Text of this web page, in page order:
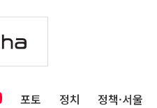
포토 정치 정책·서울